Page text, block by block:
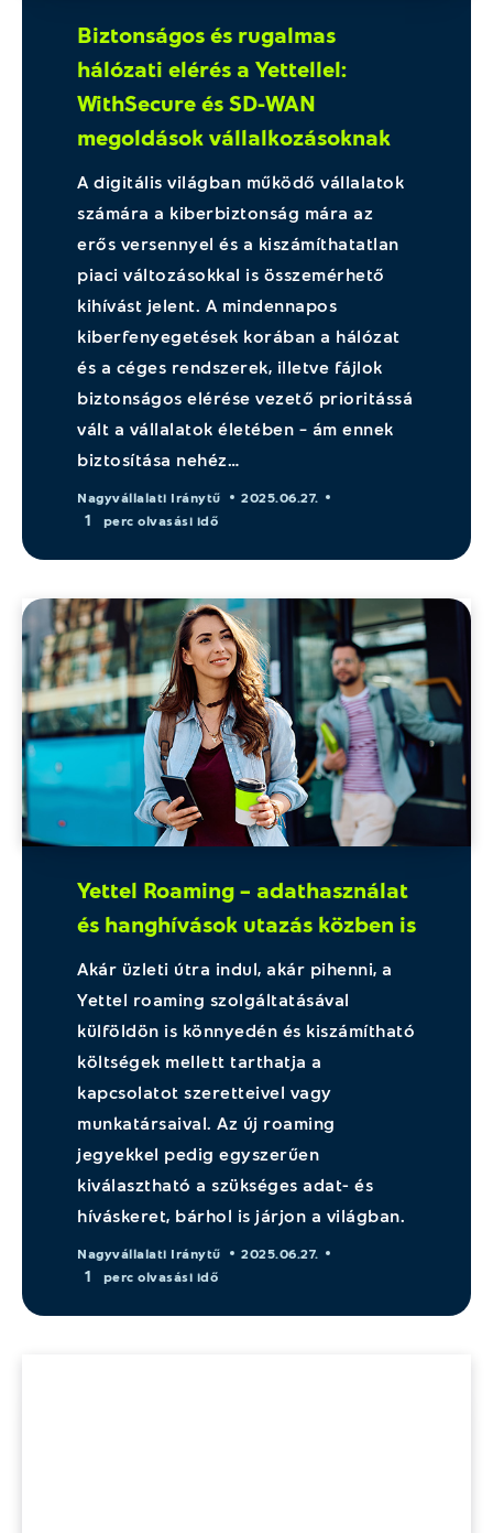
Biztonságos és rugalmas
hálózati elérés a Yettellel:
WithSecure és SD-WAN
megoldások vállalkozásoknak
A digitális világban működő vállalatok
számára a kiberbiztonság mára az
erős versennyel és a kiszámíthatatlan
piaci változásokkal is összemérhető
kihívást jelent. A mindennapos
kiberfenyegetések korában a hálózat
és a céges rendszerek, illetve fájlok
biztonságos elérése vezető prioritássá
vált a vállalatok életében – ám ennek
biztosítása nehéz…
Nagyvállalati Iránytű 2025.06.27.
1 perc olvasási idő
Yettel Roaming – adathasználat
és hanghívások utazás közben is
Akár üzleti útra indul, akár pihenni, a
Yettel roaming szolgáltatásával
külföldön is könnyedén és kiszámítható
költségek mellett tarthatja a
kapcsolatot szeretteivel vagy
munkatársaival. Az új roaming
jegyekkel pedig egyszerűen
kiválasztható a szükséges adat- és
híváskeret, bárhol is járjon a világban.
Nagyvállalati Iránytű 2025.06.27.
1 perc olvasási idő